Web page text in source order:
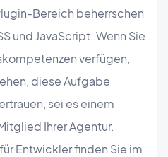
Bereich beherrschen
und JavaScript. Wenn Sie
verfügen,
diese Aufgabe
sei es einem
Ihrer Agentur.
Entwickler finden Sie im